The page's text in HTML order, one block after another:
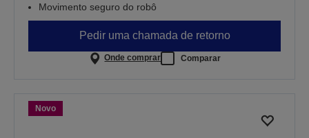
Movimento seguro do robô
Pedir uma chamada de retorno
Onde comprar Comparar
Novo